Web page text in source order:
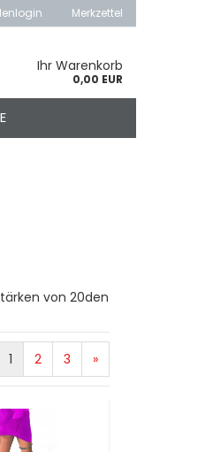
Merkzettel
Ihr Warenkorb
0,00 EUR
von 20den
1 2 3 »